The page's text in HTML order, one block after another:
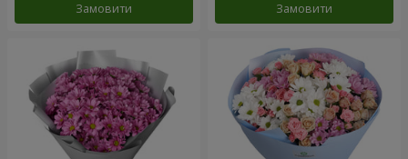
Замовити Замовити